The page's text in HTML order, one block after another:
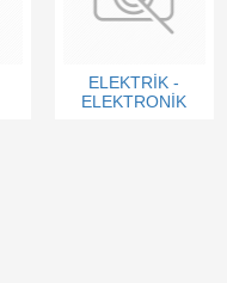
ELEKTRİK -
ELEKTRONİK